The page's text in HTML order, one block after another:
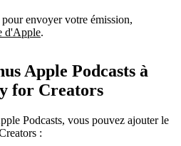
envoyer votre émission,
d'Apple.
Apple Podcasts à
for Creators
Podcasts, vous pouvez ajouter le
: